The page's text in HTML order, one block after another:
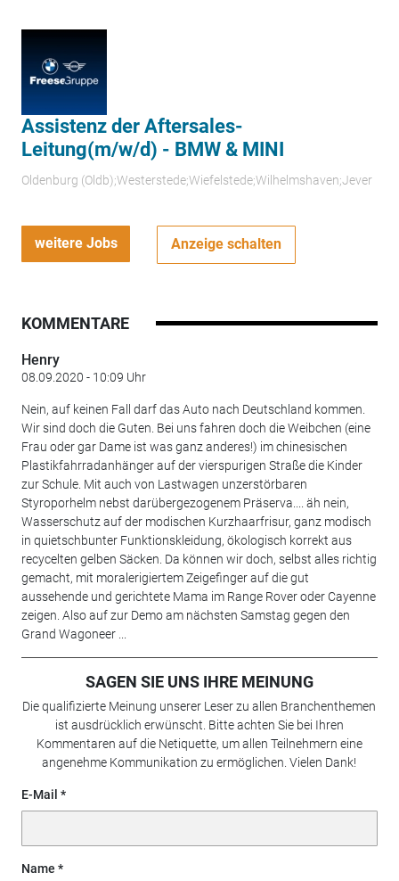
Assistenz der Aftersales-
Leitung(m/w/d) - BMW & MINI
Oldenburg (Oldb);Westerstede;Wiefelstede;Wilhelmshaven;Jever
weitere Jobs Anzeige schalten
KOMMENTARE
Henry
08.09.2020 - 10:09 Uhr
Nein, auf keinen Fall darf das Auto nach Deutschland kommen.
Wir sind doch die Guten. Bei uns fahren doch die Weibchen (eine
Frau oder gar Dame ist was ganz anderes!) im chinesischen
Plastikfahrradanhänger auf der vierspurigen Straße die Kinder
zur Schule. Mit auch von Lastwagen unzerstörbaren
Styroporhelm nebst darübergezogenem Präserva.... äh nein,
Wasserschutz auf der modischen Kurzhaarfrisur, ganz modisch
in quietschbunter Funktionskleidung, ökologisch korrekt aus
recycelten gelben Säcken. Da können wir doch, selbst alles richtig
gemacht, mit moralerigiertem Zeigefinger auf die gut
aussehende und gerichtete Mama im Range Rover oder Cayenne
zeigen. Also auf zur Demo am nächsten Samstag gegen den
Grand Wagoneer ...
SAGEN SIE UNS IHRE MEINUNG
Die qualifizierte Meinung unserer Leser zu allen Branchenthemen
ist ausdrücklich erwünscht. Bitte achten Sie bei Ihren
Kommentaren auf die Netiquette, um allen Teilnehmern eine
angenehme Kommunikation zu ermöglichen. Vielen Dank!
E-Mail
Name